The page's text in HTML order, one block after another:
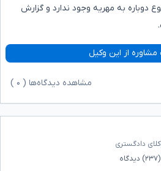
به مهریه وجود ندارد و گزارش
مشاوره از این وکیل
مشاهده دیدگاه‌ها ( ۰
دادگستری
(۲۳۷) دیدگاه